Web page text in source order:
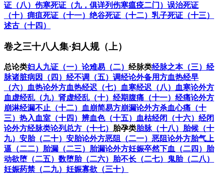
证（八） 伤寒死证（九，俱详列伤寒瘟疫二门） 误治死证
（十） 痈疽死证（十一） 绝谷死证（十二） 乳子死证（十三）
述古（十四）
卷之三十八人集·妇人规（上）
总论类妇人九证（一） 论难易（二） 经脉类经脉之本（三） 经
脉诸脏病因（四） 经不调（五） 调经论外备用方血热经早
（六）
血热论外方血热经迟（七） 血寒经迟（八）
血寒论外方
血虚经乱（九） 肾虚经乱（十） 经期腹痛（十一） 经痛论外方
崩淋经漏不止（十二）
血崩简易方崩漏论外方杀血心痛（十
三） 热入血室（十四） 辨血色（十五） 血枯经闭（十六） 经闭
论外方经脉类论列总方（十七） 胎孕类胎脉（十八） 胎候（十
九） 安胎（二十） 安胎论外方恶阻（二一） 恶阻论外方胎气上
逼（二二） 胎漏（二三） 胎漏论外方妊娠卒然下血（二四） 胎
动欲堕（二五） 数堕胎（二六） 胎不长（二七）
鬼胎（二八）
妊娠药禁（二九） 妊娠寡欲（三十）